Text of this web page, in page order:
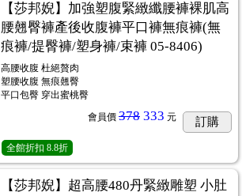
【莎邦婗】加強塑腹緊緻纖腰褲裸肌高
腰翹臀褲產後收腹褲平口褲無痕褲(無
痕褲/提臀褲/塑身褲/束褲 05-8406)
高腰收腹 杜絕贅肉
塑腰收腹 無痕翹臀
平口包臀 穿出蜜桃臀
會員價 378 333 元 訂購
全館折扣 8.8折
【莎邦婗】超高腰480丹緊緻雕塑 小肚